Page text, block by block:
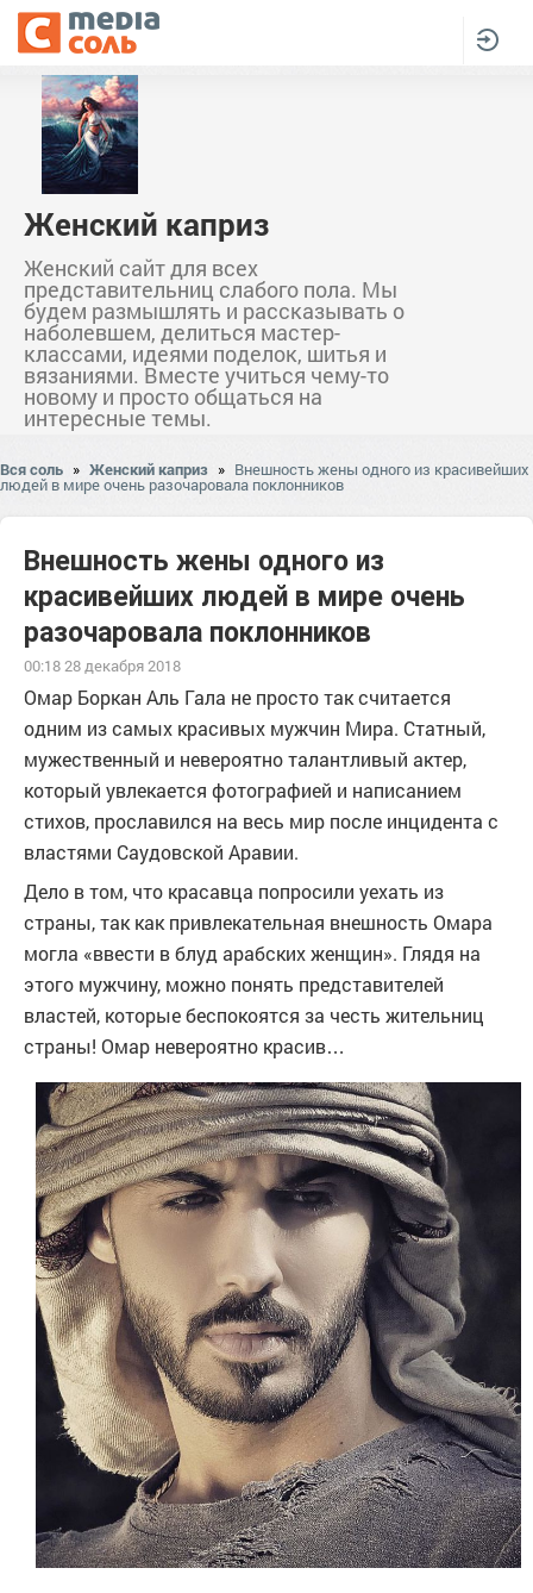
Женский каприз
Женский сайт для всех
представительниц слабого пола. Мы
будем размышлять и рассказывать о
наболевшем, делиться мастер-
классами, идеями поделок, шитья и
вязаниями. Вместе учиться чему-то
новому и просто общаться на
интересные темы.
Вся соль » Женский каприз » Внешность жены одного из красивейших
людей в мире очень разочаровала поклонников
Внешность жены одного из
красивейших людей в мире очень
разочаровала поклонников
00:18 28 декабря 2018
Омар Боркан Аль Гала не просто так считается
одним из самых красивых мужчин Мира. Статный,
мужественный и невероятно талантливый актер,
который увлекается фотографией и написанием
стихов, прославился на весь мир после инцидента с
властями Саудовской Аравии.
Дело в том, что красавца попросили уехать из
страны, так как привлекательная внешность Омара
могла «ввести в блуд арабских женщин». Глядя на
этого мужчину, можно понять представителей
властей, которые беспокоятся за честь жительниц
страны! Омар невероятно красив…